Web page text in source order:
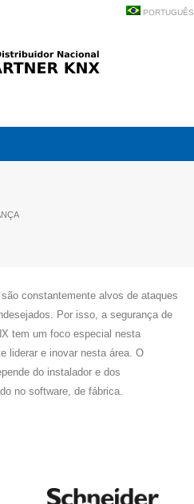
PORTUGUÊS
constantemente alvos de ataques
Por isso, a segurança de
tem um foco especial nesta
liderar e inovar nesta área. O
do instalador e dos
no software, de fábrica.